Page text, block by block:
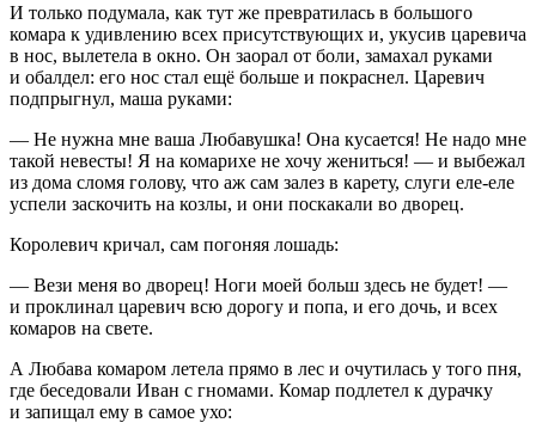
И только подумала, как тут же превратилась в большого
комара к удивлению всех присутствующих и, укусив царевича
в нос, вылетела в окно. Он заорал от боли, замахал руками
и обалдел: его нос стал ещё больше и покраснел. Царевич
подпрыгнул, маша руками:
— Не нужна мне ваша Любавушка! Она кусается! Не надо мне
такой невесты! Я на комарихе не хочу жениться! — и выбежал
из дома сломя голову, что аж сам залез в карету, слуги еле-еле
успели заскочить на козлы, и они поскакали во дворец.
Королевич кричал, сам погоняя лошадь:
— Вези меня во дворец! Ноги моей больш здесь не будет! —
и проклинал царевич всю дорогу и попа, и его дочь, и всех
комаров на свете.
А Любава комаром летела прямо в лес и очутилась у того пня,
где беседовали Иван с гномами. Комар подлетел к дурачку
и запищал ему в самое ухо: